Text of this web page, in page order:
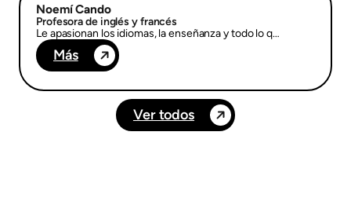
Noemí Cando
Profesora de inglés y francés
Le apasionan los idiomas, la enseñanza y todo lo q…
Más
Ver todos